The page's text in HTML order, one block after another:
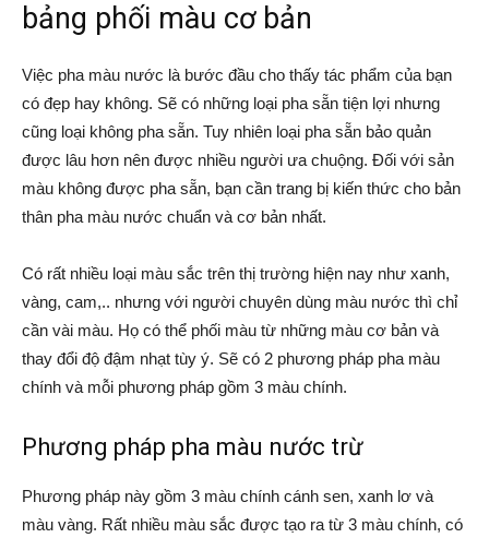
bảng phối màu cơ bản
Việc pha màu nước là bước đầu cho thấy tác phẩm của bạn
có đẹp hay không. Sẽ có những loại pha sẵn tiện lợi nhưng
cũng loại không pha sẵn. Tuy nhiên loại pha sẵn bảo quản
được lâu hơn nên được nhiều người ưa chuộng. Đối với sản
màu không được pha sẵn, bạn cần trang bị kiến thức cho bản
thân pha màu nước chuẩn và cơ bản nhất.
Có rất nhiều loại màu sắc trên thị trường hiện nay như xanh,
vàng, cam,.. nhưng với người chuyên dùng màu nước thì chỉ
cần vài màu. Họ có thể phối màu từ những màu cơ bản và
thay đổi độ đậm nhạt tùy ý. Sẽ có 2 phương pháp pha màu
chính và mỗi phương pháp gồm 3 màu chính.
Phương pháp pha màu nước trừ
Phương pháp này gồm 3 màu chính cánh sen, xanh lơ và
màu vàng. Rất nhiều màu sắc được tạo ra từ 3 màu chính, có